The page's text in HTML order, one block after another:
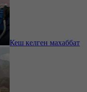
Кеш келген махаббат